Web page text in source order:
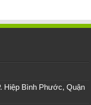
Hiệp Bình Phước, Quận